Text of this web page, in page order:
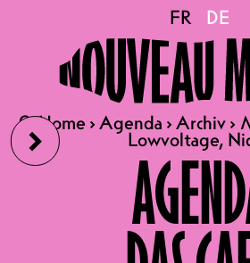
›
FR DE
🔍Home›Agenda ›Archiv›
Lowvoltage,
FR DE
🔍Home›Agenda ›Archiv›
Lowvoltage,
Mat’Lab :
SA
MAT’LAB :
LOWVOLTAGE,
PARTY &